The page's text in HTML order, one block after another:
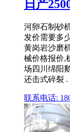
日产
河卵石制砂
发价需要多
黄岗岩沙磨
械价格报价,
场四川绵阳
还击式碎裂 .
联系电话: